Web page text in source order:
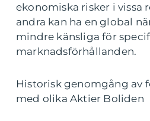
ekonomiska risker i vissa
andra kan ha en global
mindre känsliga för
marknadsförhållanden.
Historisk genomgång av
med olika Aktier Boliden